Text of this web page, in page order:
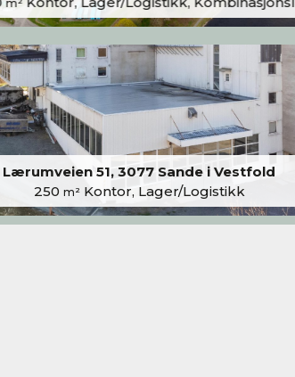
m²
Lærumveien 51, 3077 Sande i Vestfold
250 m²Kontor, Lager/Logistikk